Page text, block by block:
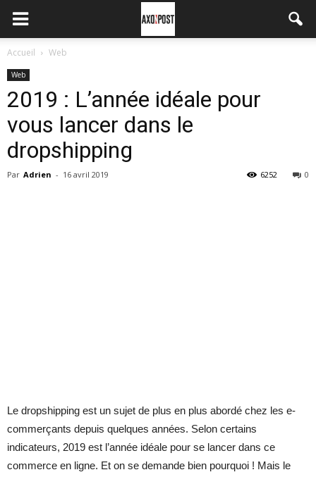
Accueil Web
Web
2019 : L’année idéale pour
vous lancer dans le
dropshipping
Par Adrien - 16 avril 2019 0
6252
Le dropshipping est un sujet de plus en plus abordé chez les e-
commerçants depuis quelques années. Selon certains
indicateurs, 2019 est l’année idéale pour se lancer dans ce
commerce en ligne. Et on se demande bien pourquoi ! Mais le